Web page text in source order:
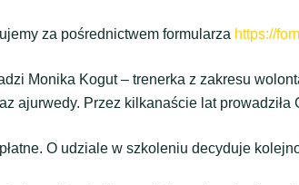
za pośrednictwem formularza https://
Monika Kogut – trenerka z zakresu
ajurwedy. Przez kilkanaście lat prowadziła
O udziale w szkoleniu decyduje